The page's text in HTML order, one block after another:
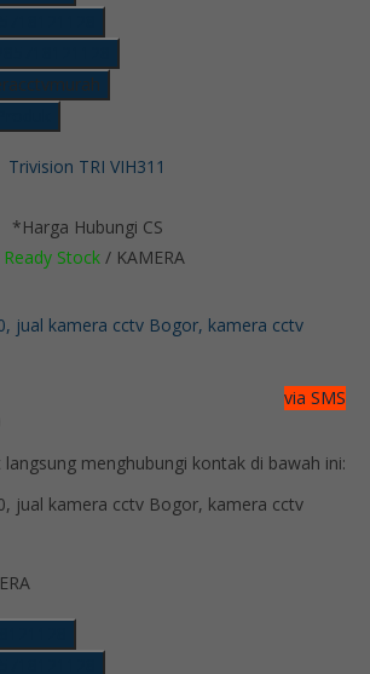
Trivision TRI VIH311
*Harga Hubungi CS
Ready Stock / KAMERA
via SMS
menghubungi kontak di bawah ini: